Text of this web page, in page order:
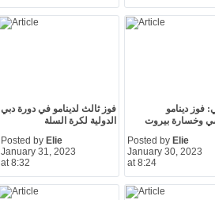
فوز ثالث لدينامو في دورة دبي
الدولية لكرة السلة
Posted by Elie
January 31, 2023
at 8:32
فوز دينامو
وخسارة بيروت
Posted by Elie
January 30, 2023
at 8:24